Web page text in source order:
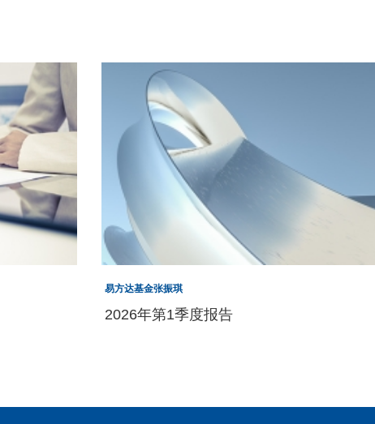
易方达基金张振琪
2026年第1季度报告